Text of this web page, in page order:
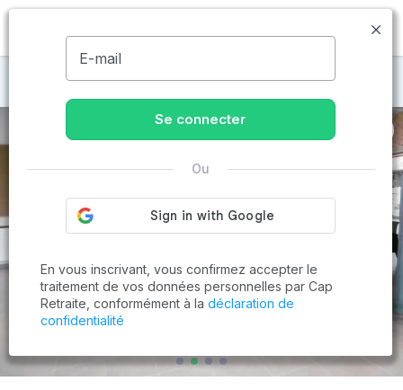
MENU
Maisons de retraite à Réaumur
E-mail
Se connecter
Ou
En vous inscrivant, vous confirmez accepter le
traitement de vos données personnelles par Cap
Retraite, conformément à la déclaration de
confidentialité